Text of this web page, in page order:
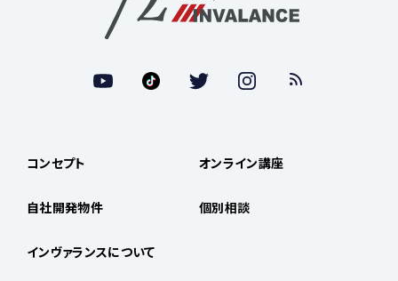
コンセプト
自社開発物件
インヴァランスについて
オンライン講座
個別相談